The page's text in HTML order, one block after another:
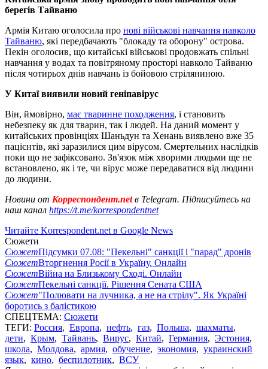
берегів Тайваню
Армія Китаю оголосила про нові військові навчання навколо
Тайваню, які передбачають "блокаду та оборону" острова.
Пекін оголосив, що китайські військові продовжать спільні
навчання у водах та повітряному просторі навколо Тайваню
після чотирьох днів навчань із бойовою стріляниною.
У Китаї виявили новий геніпавірус
Він, ймовірно, має тваринне походження, і становить
небезпеку як для тварин, так і людей. На даний момент у
китайських провінціях Шаньдун та Хенань виявлено вже 35
пацієнтів, які заразилися цим вірусом. Смертельних наслідків
поки що не зафіксовано. Зв'язок між хворими людьми ще не
встановлено, як і те, чи вірус може передаватися від людини
до людини.
Новини от Корреспондент.netв Telegram. Підписуйтесь на
наш канал https://t.me/korrespondentnet
Читайте Korrespondent.net в Google News
Сюжети
СюжетПідсумки 07.08: "Пекельні" санкції і "парад" дронів
СюжетВторгнення Росії в Україну. Онлайн
СюжетВійна на Близькому Сході. Онлайн
СюжетПекельні санкції. Рішення Сената США
Сюжет"Полювати на лучника, а не на стрілу". Як Україні
боротись з балістикою
СПЕЦТЕМА: Сюжети
ТЕГИ: Россия, Европа, нефть, газ, Польша, шахматы,
дети, Крым, Тайвань, Вирус, Китай, Германия, Эстония,
школа, Молдова, армия, обучение, экономия, украинский
язык, кино, беспилотник, ВСУ